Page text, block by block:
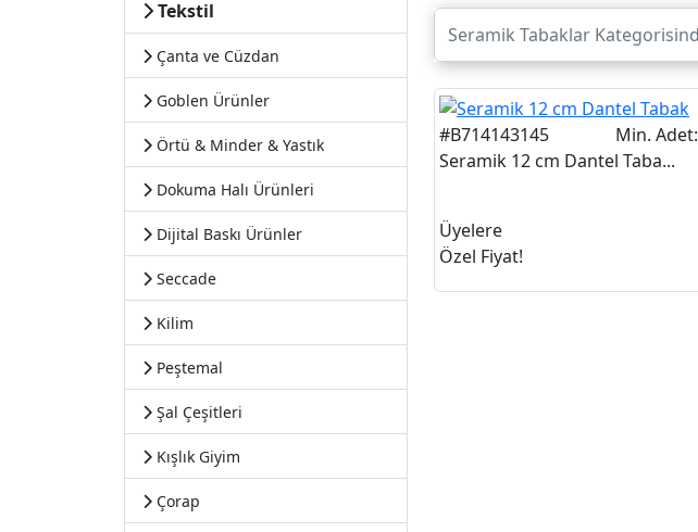
Tekstil
Çanta ve Cüzdan
Goblen Ürünler
Örtü & Minder & Yastık
Dokuma Halı Ürünleri
Dijital Baskı Ürünler
Seccade
Kilim
Peştemal
Şal Çeşitleri
Kışlık Giyim
Çorap
#B714143145
Min.
Seramik 12 cm Dantel Taba...
Üyelere
Özel Fiyat!